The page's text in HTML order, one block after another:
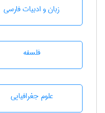
زبان و ادبيات فارسی
فلسفه
علوم جغرافيايی